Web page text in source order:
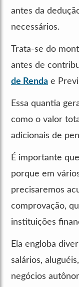
antes da
necessários.
Trata-se do
antes de
de Renda e
Essa quantia
como o valor
adicionais de
É importante
porque em
precisaremos
comprovação,
instituições
Ela engloba
salários,
negócios